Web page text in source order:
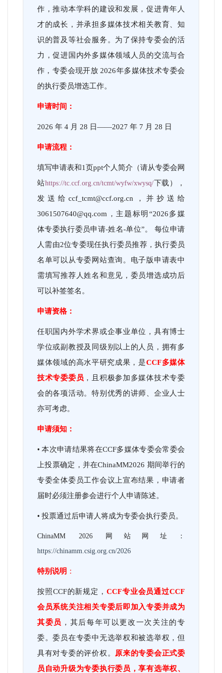
作，推动本学科的建设和发展，促进青年人
才的成长，并承担多媒体技术相关教育、知
识的普及等社会服务。为了保持专委会的活
力，促进国内外多媒体领域人员的交流与合
作，专委会现开放 2026年多媒体技术专委会
的执行委员增选工作。
申请时间：
2026 年 4 月 28 日——2027 年 7 月 28 日
申请流程：
填写申请表和1页ppt个人简介（请从专委会网
站https://tc.ccf.org.cn/tcmt/wyfw/xwysq/下载），
发送给ccf_tcmt@ccf.org.cn，并抄送给
3061507640@qq.com，主题标明“2026多媒
体专委执行委员申请-姓名-单位”。 每位申请
人需由2位专委现任执行委员推荐，执行委员
名单可以从专委网站查询。电子版申请表中
需填写推荐人姓名和意见，委员增选成功后
可以补签签名。
申请资格：
任职国内外学术界或企事业单位，具有博士
学位或副教授及同级别以上的人员，拥有多
媒体领域的高水平研究成果，是CCF多媒体
技术专委委员 ，且积极参加多媒体技术专委
会的各项活动。特别优秀的讲师、企业人士
亦可考虑。
申请须知：
•本次申请结果将在CCF多媒体专委会常委会
上投票确定，并在ChinaMM2026 期间举行的
专委全体委员工作会议上宣布结果，申请者
届时必须注册参会进行个人申请陈述。
• 投票通过后申请人将成为专委会执行委员。
ChinaMM 2026 网站网址：
https://chinamm.csig.org.cn/2026
特别说明 ：
按照CCF的新规定， CCF专业会员通过CCF
会员系统关注相关专委后即加入专委并成为
其委员 ，其后每年可以更改一次关注的专
委。委员在专委中无选举权和被选举权，但
具有对专委的评价权。
原来的专委会正式委
员自动升级为专委执行委员，享有选举权、